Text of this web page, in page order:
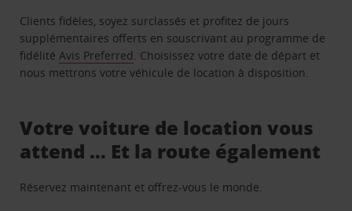
Clients fidèles, soyez surclassés et profitez de jours
supplémentaires offerts en souscrivant au programme de
fidélitéAvis Preferred. Choisissez votre date de départ et
nous mettrons votre véhicule de location à disposition.
Votre voiture de location vous
attend … Et la route également
Réservez maintenant et offrez-vous le monde.